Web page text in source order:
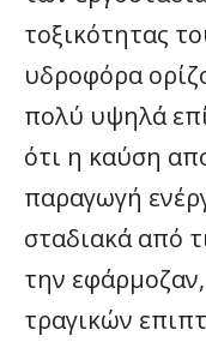
τοξικότητας
υδροφόρα
πολύ υψηλά
ότι η καύση
παραγωγή
σταδιακά από
την
τραγικών